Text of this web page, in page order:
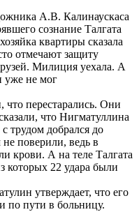
А.В. Калинаускаса
сознание Талгата
квартиры сказала
отмечают защиту
Милиция уехала. А
уже не мог
что перестарались. Они
что Нигматуллина
трудом добрался до
поверили, ведь в
крови. А на теле Талгата
которых 22 удара были
утверждает, что его
по пути в больницу.